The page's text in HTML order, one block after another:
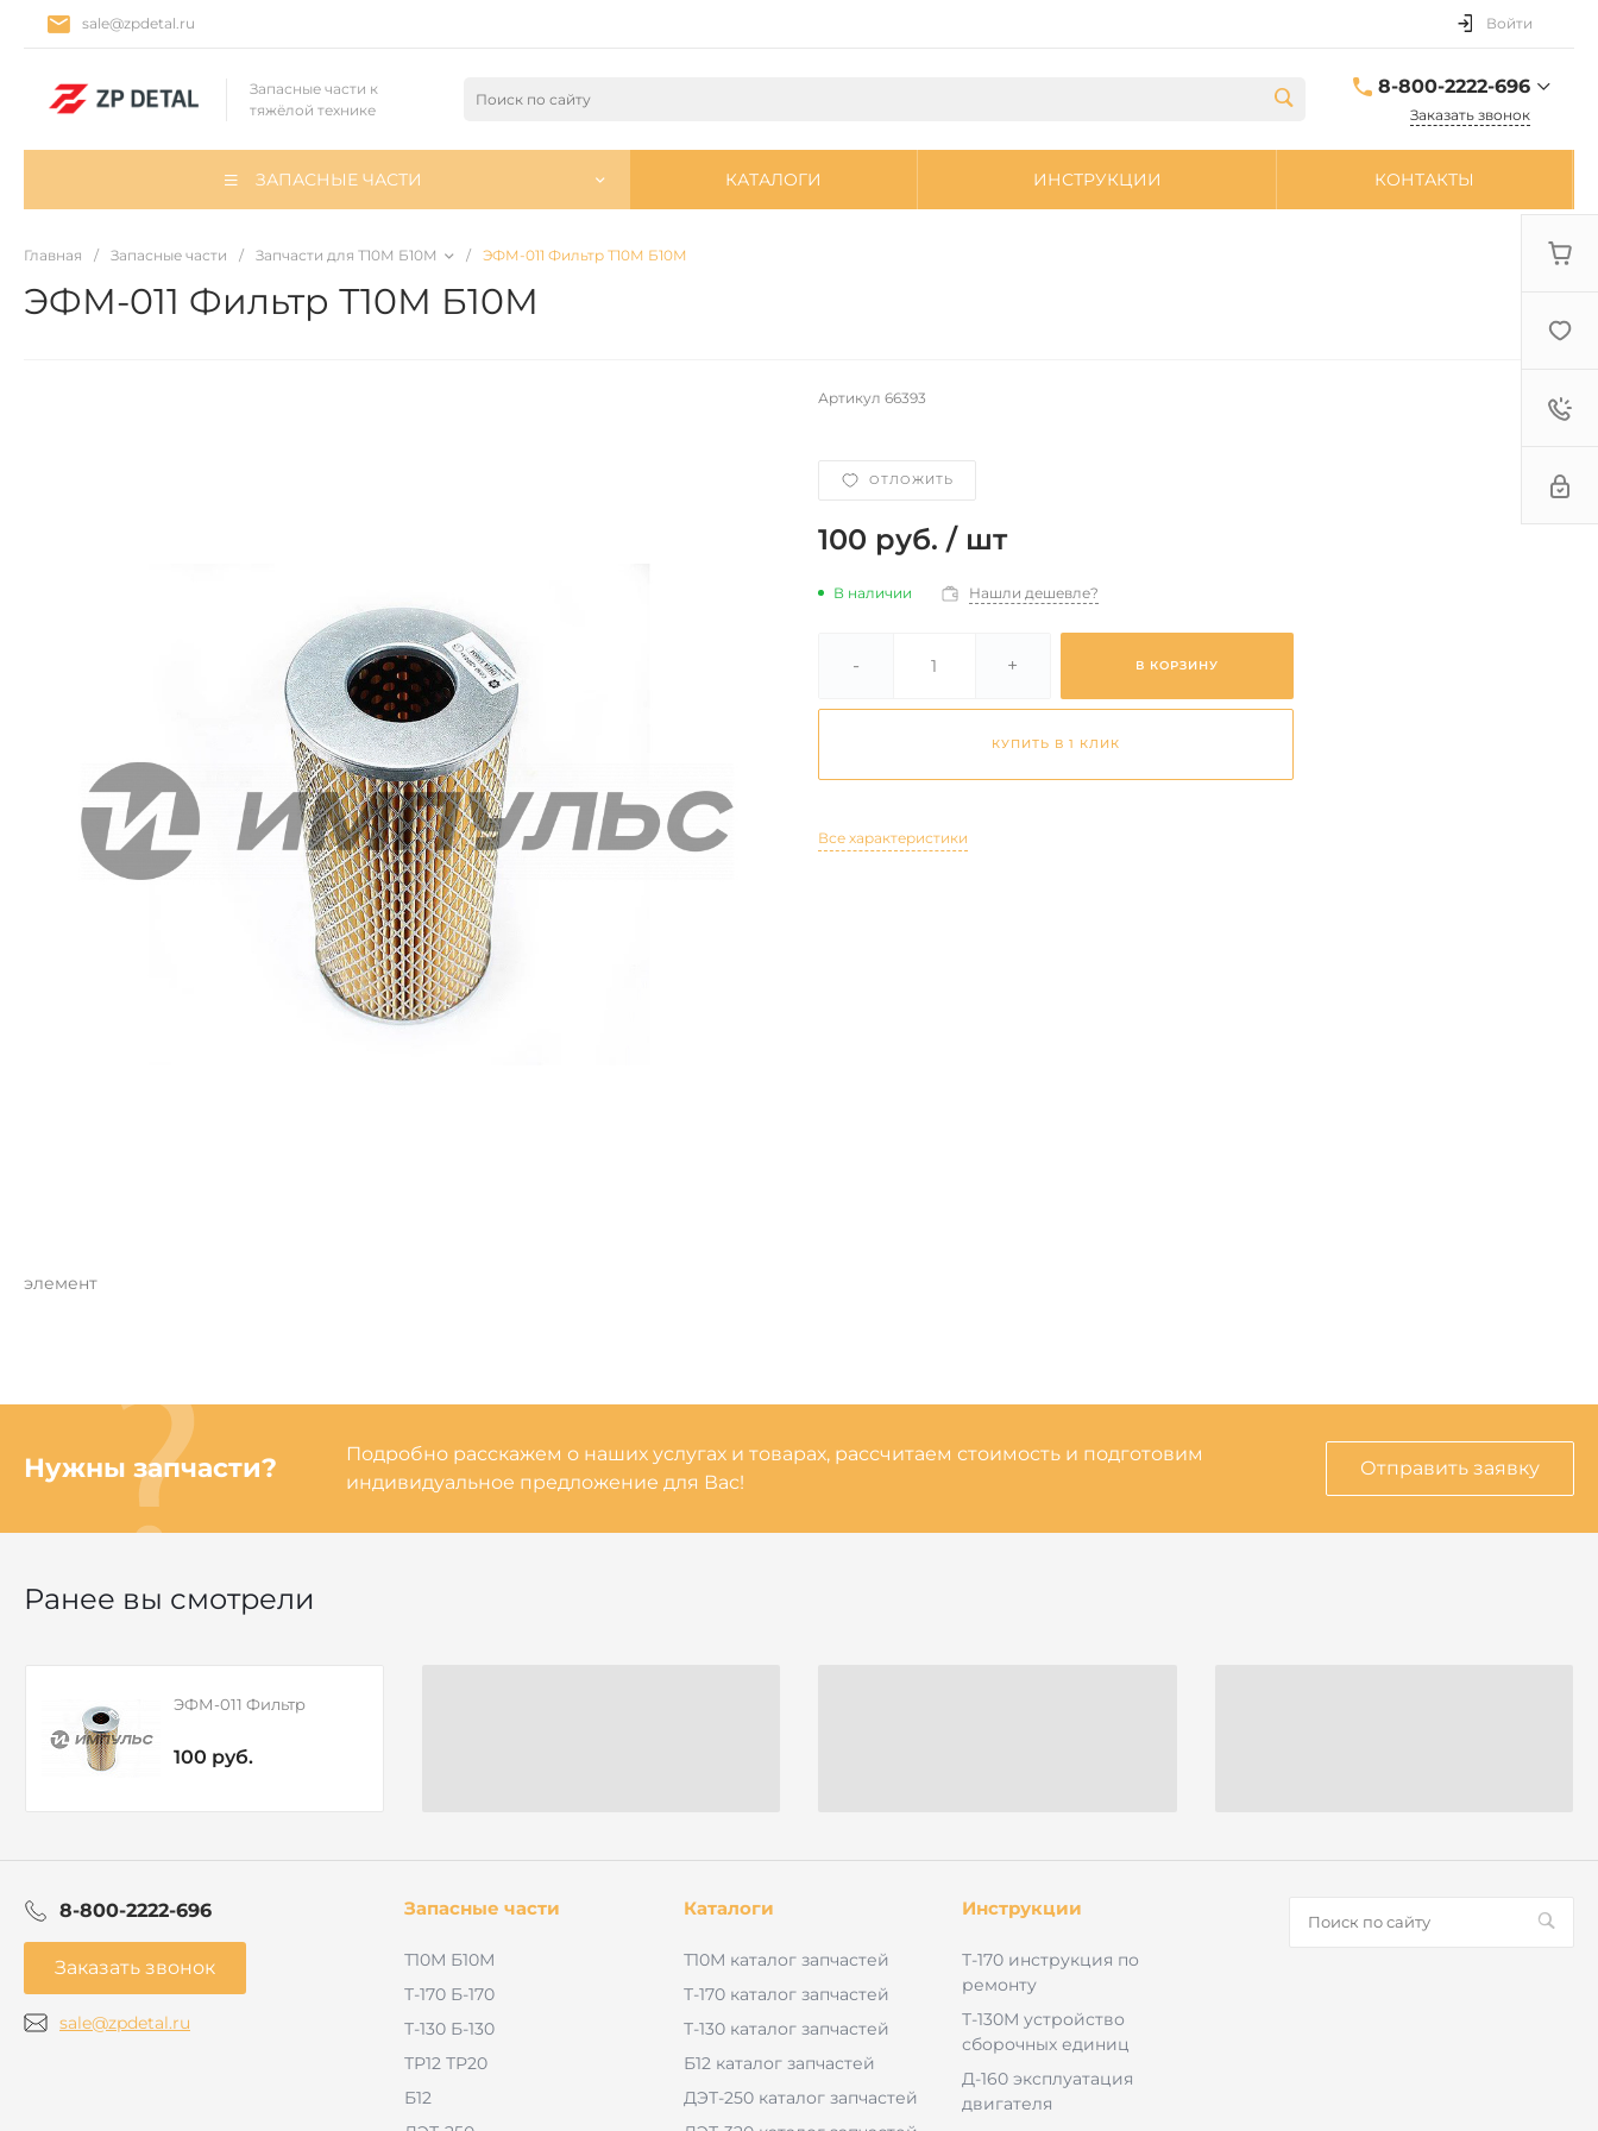
sale@zpdetal.ru Войти
Запасные части к
тяжёлой технике
8-800-2222-696
sale@zpdetal.ru
Заказать звонок
ЗАПАСНЫЕ ЧАСТИ КАТАЛОГИ ИНСТРУКЦИИ КОНТАКТЫ
Главная / Запасные части / Запчасти для Т10М Б10М / ЭФМ-011 Фильтр Т10М Б10М
ЭФМ-011 Фильтр Т10М Б10М
Артикул 66393
ОТЛОЖИТЬ
100 руб. / шт
В наличии Нашли дешевле?
- + В КОРЗИНУ
КУПИТЬ В 1 КЛИК
Все характеристики
элемент
Нужны запчасти?
Подробно расскажем о наших услугах и товарах, рассчитаем стоимость и подготовим
индивидуальное предложение для Вас!
Отправить заявку
Ранее вы смотрели
ЭФМ-011 Фильтр
100 руб.
8-800-2222-696
Заказать звонок
sale@zpdetal.ru
Запасные части
Т10М Б10М
Т-170 Б-170
Т-130 Б-130
ТР12 ТР20
Б12
Каталоги
Т10М каталог запчастей
Т-170 каталог запчастей
Т-130 каталог запчастей
Б12 каталог запчастей
ДЭТ-250 каталог запчастей
Инструкции
Т-170 инструкция по
ремонту
Т-130М устройство
сборочных единиц
Д-160 эксплуатация
двигателя